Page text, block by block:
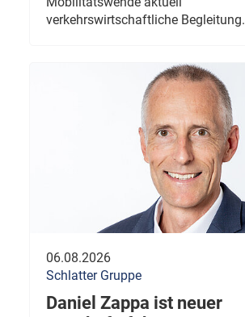
verkehrswirtschaftliche Begleitung.
06.08.2026
Schlatter Gruppe
Daniel Zappa ist neuer